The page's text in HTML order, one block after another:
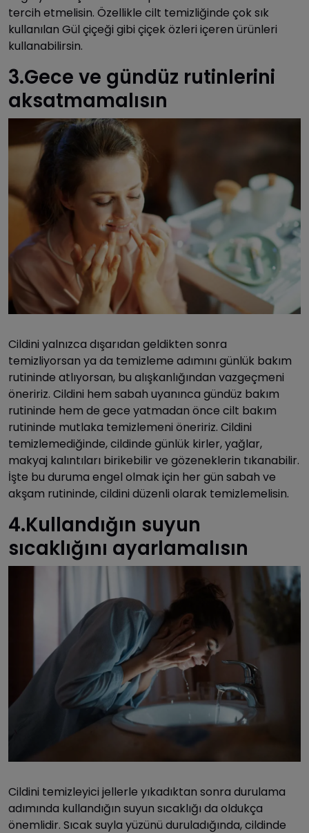
tercih etmelisin. Özellikle cilt temizliğinde çok sık
kullanılan Gül çiçeği gibi çiçek özleri içeren ürünleri
kullanabilirsin.
3.Gece ve gündüz rutinlerini
aksatmamalısın
Cildini yalnızca dışarıdan geldikten sonra
temizliyorsan ya da temizleme adımını günlük bakım
rutininde atlıyorsan, bu alışkanlığından vazgeçmeni
öneririz. Cildini hem sabah uyanınca gündüz bakım
rutininde hem de gece yatmadan önce cilt bakım
rutininde mutlaka temizlemeni öneririz. Cildini
temizlemediğinde, cildinde günlük kirler, yağlar,
makyaj kalıntıları birikebilir ve gözeneklerin tıkanabilir.
İşte bu duruma engel olmak için her gün sabah ve
akşam rutininde, cildini düzenli olarak temizlemelisin.
4.Kullandığın suyun
sıcaklığını ayarlamalısın
Cildini temizleyici jellerle yıkadıktan sonra durulama
adımında kullandığın suyun sıcaklığı da oldukça
önemlidir. Sıcak suyla yüzünü duruladığında, cildinde